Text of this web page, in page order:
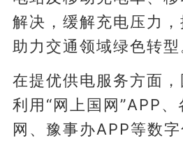
解决，缓解充电压力，
助力交通领域绿色转型
在提优供电服务方面
利用“网上国网”APP
网、豫事办APP等数